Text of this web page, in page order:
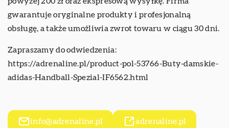
gwarantuje oryginalne produkty i profesjonalną
obsługę, a także umożliwia zwrot towaru w ciągu 30 dni.
Zapraszamy do odwiedzenia:
https://adrenaline.pl/product-pol-53766-Buty-damskie-
adidas-Handball-Spezial-IF6562.html
info@adrenaline.pl adrenaline.pl